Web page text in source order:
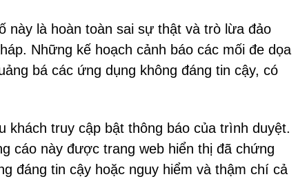
này là hoàn toàn sai sự thật và trò lừa đảo
Những kế hoạch cảnh báo các mối đe dọa
bá các ứng dụng không đáng tin cậy, có
khách truy cập bật thông báo của trình duyệt.
cáo này được trang web hiển thị đã chứng
đáng tin cậy hoặc nguy hiểm và thậm chí cả